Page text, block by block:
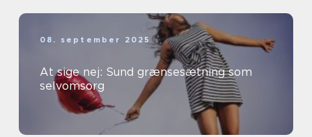
08. september 2025
At sige nej: Sund grænsesætning som
selvomsorg